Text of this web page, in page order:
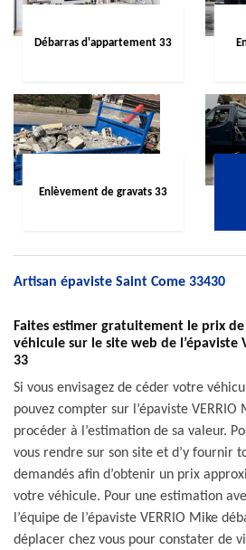
Débarras d'appartement 33
Enlèvement de gravats 33
Artisan épaviste Saint Come 33430
Faites estimer gratuitement le prix
véhicule sur le site web de l’épaviste
33
Si vous envisagez de céder votre
pouvez compter sur l’épaviste
procéder à l’estimation de sa valeur.
vous rendre sur son site et d’y fournir
demandés afin d’obtenir un prix
votre véhicule. Pour une estimation
l’équipe de l’épaviste VERRIO Mike
déplacer chez vous pour constater de